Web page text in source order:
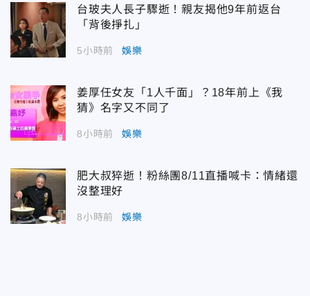
台玻夫人長子驟逝！親友揭他9年前返台
「背後掙扎」
5小時前 娛樂
姜厚任女友「1人千面」？18年前上《我
猜》名字又不同了
8小時前 娛樂
肥大叔猝逝！粉絲團8/11直播喊卡：情緒還
沒整理好
8小時前 娛樂